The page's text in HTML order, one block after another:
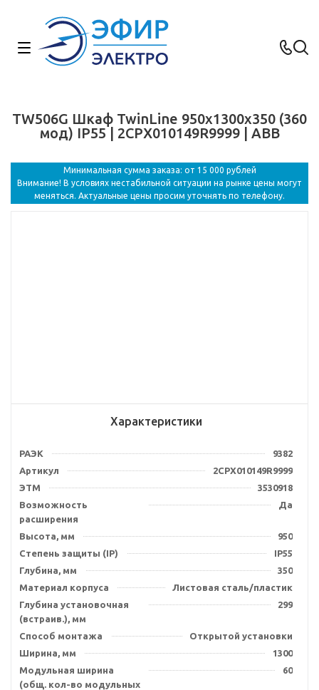
TW506G Шкаф TwinLine 950x1300x350 (360
мод) IP55 | 2CPX010149R9999 | ABB
Минимальная сумма заказа: от 15 000 рублей
Внимание! В условиях нестабильной ситуации на рынке цены могут
меняться. Актуальные цены просим уточнять по телефону.
Характеристики
РАЭК
9382
Артикул
2CPX010149R9999
ЭТМ
3530918
Возможность
расширения
Да
Высота, мм
950
Степень защиты (IP)
IP55
Глубина, мм
350
Материал корпуса
Листовая сталь/пластик
Глубина установочная
(встраив.), мм
299
Способ монтажа
Открытой установки
Ширина, мм
1300
Модульная ширина
(общ. кол-во модульных
60